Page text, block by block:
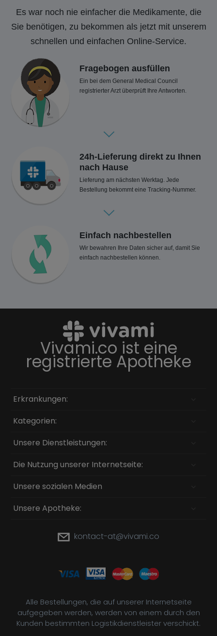
Es war noch nie einfacher die Medikamente, die
Sie benötigen, zu bekommen als jetzt mit unserem
schnellen und einfachen Online-Service.
Fragebogen ausfüllen
Ein bei dem General Medical Council
registrierter Arzt überprüft Ihre Antworten.
24h-Lieferung direkt zu Ihnen
nach Hause
Lieferung am nächsten Werktag. Jede
Bestellung bekommt eine Tracking-Nummer.
Einfach nachbestellen
Wir bewahren Ihre Daten sicher auf, damit Sie
einfach nachbestellen können.
Vivami.co ist eine
registrierte Apotheke
Erkrankungen:
Kategorien:
Unsere Dienstleistungen:
Die Nutzung unserer Internetseite:
Unsere sozialen Medien
Unsere Apotheke:
kontact-at@vivami.co
Alle Bestellungen, die auf unserer Internetseite
aufgegeben werden, werden von einem durch den
Kunden bestimmten Logistikdienstleister verschickt.